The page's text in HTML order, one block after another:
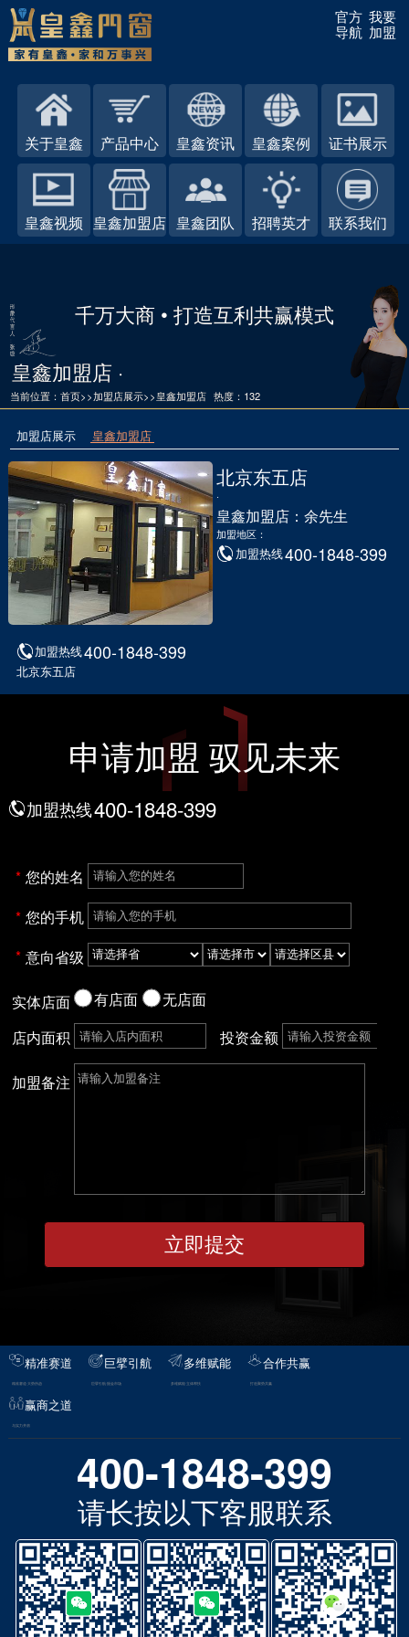
关于皇鑫 产品中心 皇鑫资讯 皇鑫案例 证书展示
皇鑫视频 皇鑫加盟店 皇鑫团队 招聘英才 联系我们
官方
导航
我要
加盟
千万大商 • 打造互利共赢模式
皇鑫加盟店 ·
当前位置：首页>>加盟店展示>>皇鑫加盟店 热度：132
加盟店展示 皇鑫加盟店
北京东五店
·
皇鑫加盟店：余先生
加盟地区：
加盟热线400-1848-399
加盟热线400-1848-399
北京东五店
申请加盟 驭见未来
加盟热线400-1848-399
您的姓名
您的手机
意向省级
实体店面 有店面
无店面
店内面积
投资金额
加盟备注
精准赛道
精准赛道·大势所趋
巨擘引航
巨擘引航·掘金市场
多维赋能
多维赋能·立体帮扶
合作共赢
打造聚势共赢
赢商之道
与实力并肩
400-1848-399
请长按以下客服联系